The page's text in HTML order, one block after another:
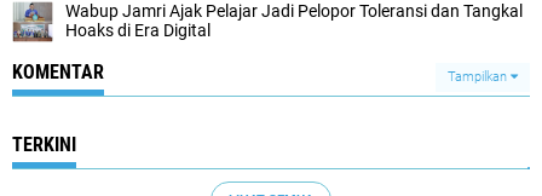
Wabup Jamri Ajak Pelajar Jadi Pelopor Toleransi dan Tangkal
Hoaks di Era Digital
KOMENTAR Tampilkan
TERKINI